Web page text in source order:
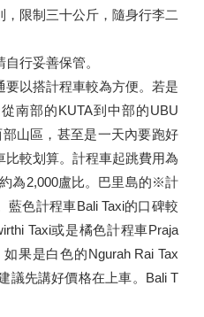
限制三十公斤，隨身行李二
行妥善保管。
要以搭計程車較為方便。若是
南部的KUTA到中部的UBU
山區，甚至是一天內要跑好
比較划算。計程車起跳費用為
為2,000盧比。巴里島的※計
藍色計程車Bali Taxi的口碑較
Taxi或是橘色計程車Praja
果是白色的Ngurah Rai Tax
議先講好價格在上車。Bali T